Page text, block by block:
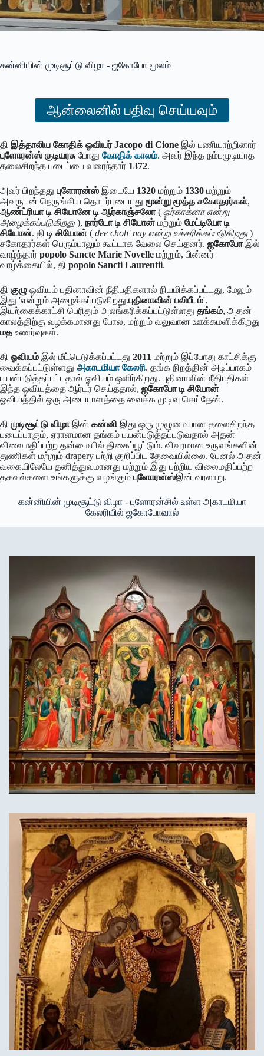
கன்னியின் முடிசூட்டு விழா - ஜகோபோ மூலம்
ஆன்லைனில் பதிவு செய்யவும்
தி இத்தாலிய கோதிக் ஓவியர் Jacopo di Cione இல் பணியாற்றினார்
புளோரன்ஸ் குடியரசுபோது கோதிக் காலம். அவர் இந்த நம்பமுடியாத
தலைசிறந்த படைப்பை வரைந்தார் 1372.
அவர் பிறந்தது புளோரன்ஸ் இடையே 1320 மற்றும் 1330 மற்றும்
அவருடன் நெருங்கிய தொடர்புடையது மூன்று மூத்த சகோதரர்கள்,
ஆண்ட்ரியா டி சியோனே டி ஆர்காஞ்சலோ( ஓர்காக்னா என்று
அழைக்கப்படுகிறது), நார்டோ டி சியோன் மற்றும் மேட்டியோ டி
சியோன். தி டி சியோன் ( dee choh' nay என்று உச்சரிக்கப்படுகிறது)
சகோதரர்கள் பெரும்பாலும் கூட்டாக வேலை செய்தனர். ஜகோபோஇல்
வாழ்ந்தார் popolo Sancte Marie Novelle மற்றும், பின்னர்
வாழ்க்கையில், தி popolo Sancti Laurentii.
தி குழு ஓவியம் புதினாவின் நீதிபதிகளால் நியமிக்கப்பட்டது, மேலும்
இது 'என்றும் அழைக்கப்படுகிறது.புதினாவின் பலிபீடம்'.
இயற்கைக்காட்சி பெரிதும் அலங்கரிக்கப்பட்டுள்ளது தங்கம், அதன்
காலத்திற்கு வழக்கமானது போல, மற்றும் வலுவான ஊக்கமளிக்கிறது
மத உணர்வுகள்.
தி ஓவியம் இல் மீட்டெடுக்கப்பட்டது 2011 மற்றும் இப்போது காட்சிக்கு
வைக்கப்பட்டுள்ளது அகாடமியா கேலரி. தங்க நிறத்தின் அடிப்பாகம்
பயன்படுத்தப்பட்டதால் ஓவியம் ஒளிர்கிறது. புதினாவின் நீதிபதிகள்
இந்த ஓவியத்தை ஆர்டர் செய்ததால், ஜகோபோ டி சியோன்
ஓவியத்தில் ஒரு அடையாளத்தை வைக்க முடிவு செய்தேன்.
தி முடிசூட்டு விழாஇன் கன்னி இது ஒரு முழுமையான தலைசிறந்த
படைப்பாகும், ஏராளமான தங்கம் பயன்படுத்தப்படுவதால் அதன்
விலைமதிப்பற்ற தன்மையில் திகைப்பூட்டும். விவரமான உருவங்களின்
துணிகள் மற்றும் drapery பற்றி குறிப்பிட தேவையில்லை. பேனல் அதன்
வகையிலேயே தனித்துவமானது மற்றும் இது பற்றிய விலைமதிப்பற்ற
தகவல்களை உங்களுக்கு வழங்கும் புளோரன்ஸ்இன் வரலாறு.
கன்னியின் முடிசூட்டு விழா - புளோரன்சில் உள்ள அகாடமியா
கேலரியில் ஜகோபோவால்